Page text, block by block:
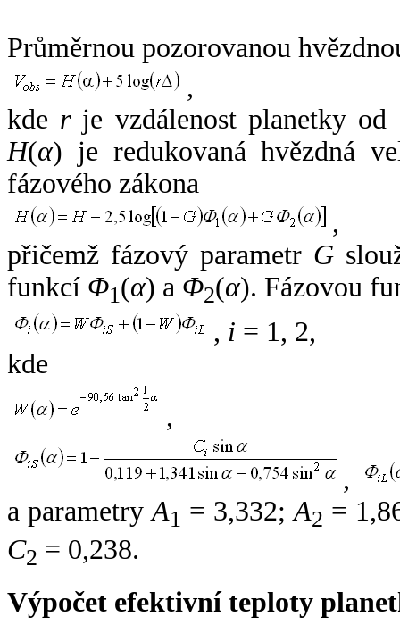
Průměrnou pozorovanou
,
kde rje vzdálenost planetky od
H(α) je redukovaná hvězdná
fázového zákona
,
přičemž fázový parametr G
funkcí Φ1(α) a Φ2(α). Fázovou
, i = 1, 2,
kde
,
,
a parametryA1 = 3,332;A2 =
C2 = 0,238.
Výpočet efektivní teploty